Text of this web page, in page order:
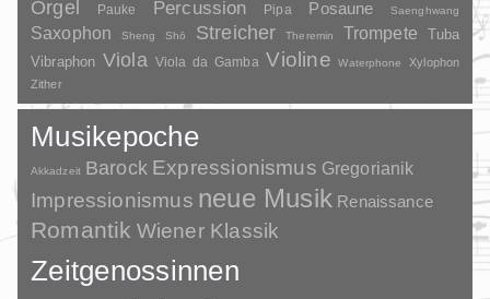
Orgel Pauke Percussion Pipa Posaune Saenghwang
Saxophon Sheng Shō Streicher Theremin Trompete
Tuba
Vibraphon Viola Viola da Gamba Violine Waterphone
Xylophon
Zither
Musikepoche
Akkadzeit Barock Expressionismus Gregorianik
Impressionismus neue Musik Renaissance
Romantik Wiener Klassik
Zeitgenossinnen